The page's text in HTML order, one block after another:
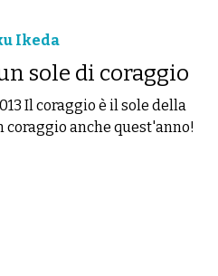
Ikeda
sole di coraggio
Il coraggio è il sole della
coraggio anche quest'anno!